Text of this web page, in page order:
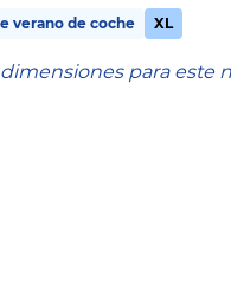
verano de coche XL
para este